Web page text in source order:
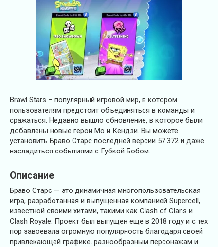
Brawl Stars – популярный игровой мир, в котором
пользователям предстоит объединяться в команды и
сражаться. Недавно вышло обновление, в которое были
добавлены новые герои Мо и Кендзи. Вы можете
установить Браво Старс последней версии 57.372 и даже
насладиться событиями с Губкой Бобом.
Описание
Браво Старс — это динамичная многопользовательская
игра, разработанная и выпущенная компанией Supercell,
известной своими хитами, такими как Clash of Clans и
Clash Royale. Проект был выпущен еще в 2018 году и с тех
пор завоевала огромную популярность благодаря своей
привлекающей графике, разнообразным персонажам и